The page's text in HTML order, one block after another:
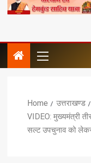
Home
उत्तराखण्ड
VIDEO: मुख्यमंत्री
सल्ट उपचुनाव को लेकर